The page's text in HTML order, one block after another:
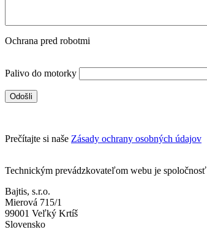
Ochrana pred robotmi
Palivo do motorky
Prečítajte si naše Zásady ochrany osobných údajov
Technickým prevádzkovateľom webu je spoločnosť
Bajtis, s.r.o.
Mierová 715/1
99001 Veľký Krtíš
Slovensko